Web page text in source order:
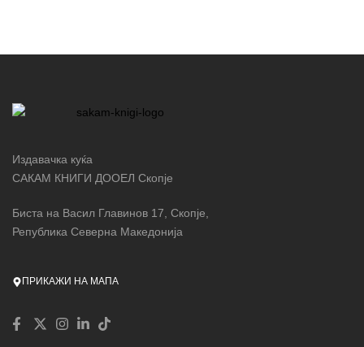
Издавачка куќа
САКАМ КНИГИ ДООЕЛ Скопје
Биста на Васил Главинов 17, Скопје,
Република Северна Македонија
ПРИКАЖИ НА МАПА